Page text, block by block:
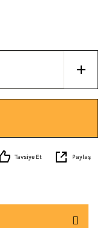
Tavsiye Et Paylaş